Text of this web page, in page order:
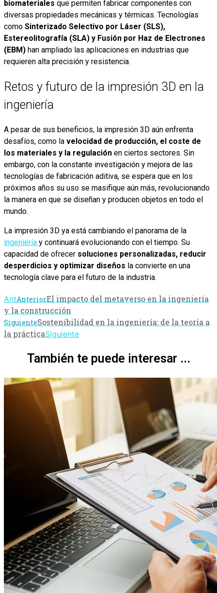
biomateriales que permiten fabricar componentes con
diversas propiedades mecánicas y térmicas. Tecnologías
como Sinterizado Selectivo por Láser (SLS),
Estereolitografía (SLA) y Fusión por Haz de Electrones
(EBM) han ampliado las aplicaciones en industrias que
requieren alta precisión y resistencia.
Retos y futuro de la impresión 3D en la
ingeniería
A pesar de sus beneficios, la impresión 3D aún enfrenta
desafíos, como la velocidad de producción, el coste de
los materiales y la regulación en ciertos sectores. Sin
embargo, con la constante investigación y mejora de las
tecnologías de fabricación aditiva, se espera que en los
próximos años su uso se masifique aún más, revolucionando
la manera en que se diseñan y producen objetos en todo el
mundo.
La impresión 3D ya está cambiando el panorama de la
ingeniería y continuará evolucionando con el tiempo. Su
capacidad de ofrecer soluciones personalizadas, reducir
desperdicios y optimizar diseños la convierte en una
tecnología clave para el futuro de la industria.
AntAnteriorEl impacto del metaverso en la ingeniería
y la construcción
SiguienteSostenibilidad en la ingeniería: de la teoría a
la prácticaSiguiente
También te puede interesar ...